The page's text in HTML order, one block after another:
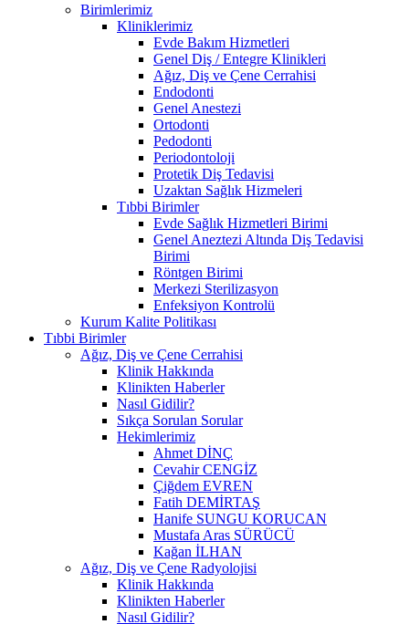
Birimlerimiz
Kliniklerimiz
Evde Bakım Hizmetleri
Genel Diş / Entegre Klinikleri
Ağız, Diş ve Çene Cerrahisi
Endodonti
Genel Anestezi
Ortodonti
Pedodonti
Periodontoloji
Protetik Diş Tedavisi
Uzaktan Sağlık Hizmeleri
Tıbbi Birimler
Evde Sağlık Hizmetleri Birimi
Genel Aneztezi Altında Diş Tedavisi
Birimi
Röntgen Birimi
Merkezi Sterilizasyon
Enfeksiyon Kontrolü
Kurum Kalite Politikası
Tıbbi Birimler
Ağız, Diş ve Çene Cerrahisi
Klinik Hakkında
Klinikten Haberler
Nasıl Gidilir?
Sıkça Sorulan Sorular
Hekimlerimiz
Ahmet DİNÇ
Cevahir CENGİZ
Çiğdem EVREN
Fatih DEMİRTAŞ
Hanife SUNGU KORUCAN
Mustafa Aras SÜRÜCÜ
Kağan İLHAN
Ağız, Diş ve Çene Radyolojisi
Klinik Hakkında
Klinikten Haberler
Nasıl Gidilir?